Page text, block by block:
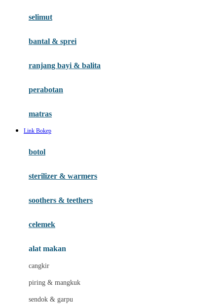
Habbie
Haenim
Hauck
Havaianas
Hybrid
I
Inlacta DHA
Ivenet
selimut
bantal & sprei
ranjang bayi & balita
perabotan
matras
Link Bokep
botol
sterilizer & warmers
soothers & teethers
celemek
alat makan
cangkir
piring & mangkuk
sendok & garpu